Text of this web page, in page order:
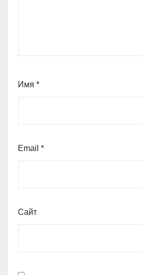
Имя *
Email *
Сайт